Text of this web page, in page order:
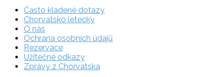
Často kladené dotazy
Chorvatsko letecky
O nás
Ochrana osobních údajů
Rezervace
Užitečné odkazy
Zprávy z Chorvatska